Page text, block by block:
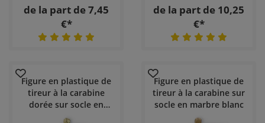
de la part de 7,45
€*
de la part de 10,25
€*
Figure en plastique de
tireur à la carabine
dorée sur socle en
marbre blanc
Figure en plastique de
tireur à la carabine sur
socle en marbre blanc